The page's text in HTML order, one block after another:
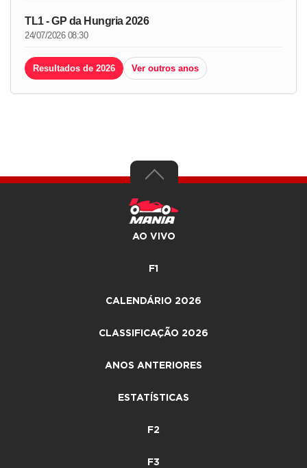
TL1 - GP da Hungria 2026
24/07/2026 08:30
Resultados de 2026 Ver outros anos
AO VIVO
F1
CALENDÁRIO 2026
CLASSIFICAÇÃO 2026
ANOS ANTERIORES
ESTATÍSTICAS
F2
F3